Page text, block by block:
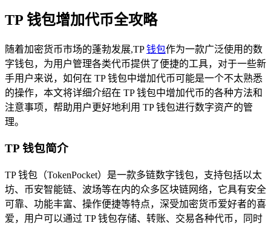
TP 钱包增加代币全攻略
随着加密货币市场的蓬勃发展,TP钱包作为一款广泛使用的数
字钱包，为用户管理各类代币提供了便捷的工具，对于一些新
手用户来说，如何在 TP 钱包中增加代币可能是一个不太熟悉
的操作，本文将详细介绍在 TP 钱包中增加代币的各种方法和
注意事项，帮助用户更好地利用 TP 钱包进行数字资产的管
理。
TP 钱包简介
TP 钱包（TokenPocket）是一款多链数字钱包，支持包括以太
坊、币安智能链、波场等在内的众多区块链网络，它具有安全
可靠、功能丰富、操作便捷等特点，深受加密货币爱好者的喜
爱，用户可以通过 TP 钱包存储、转账、交易各种代币，同时